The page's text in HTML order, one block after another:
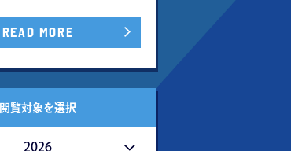
READ MORE
閲覧対象を選択
2026